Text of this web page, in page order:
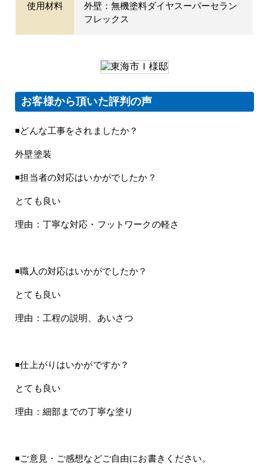
使用材料
外壁：無機塗料ダイヤスーパーセラン
フレックス
お客様から頂いた評判の声
◾️どんな工事をされましたか？
外壁塗装
◾️担当者の対応はいかがでしたか？
とても良い
理由：丁寧な対応・フットワークの軽さ
◾️職人の対応はいかがでしたか？
とても良い
理由：工程の説明、あいさつ
◾️仕上がりはいかがですか？
とても良い
理由：細部までの丁寧な塗り
◾️ご意見・ご感想などご自由にお書きください。